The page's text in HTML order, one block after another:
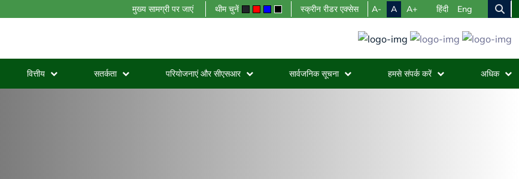
मुख्य सामग्री पर जाएं थीम चुनें स्क्रीन रीडर एक्सेस A- A A+ हिंदी Eng
वित्तीय सतर्कता परियोजनाएं और सीएसआर सार्वजनिक सूचना हमसे संपर्क करें अधिक